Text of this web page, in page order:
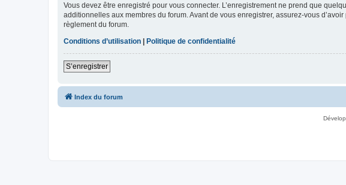
Vous devez être enregistré pour vous connecter. L’enregistrement ne prend que
additionnelles aux membres du forum. Avant de vous enregistrer, assurez-vous
règlement du forum.
Conditions d’utilisation | Politique de confidentialité
S’enregistrer
Index du forum